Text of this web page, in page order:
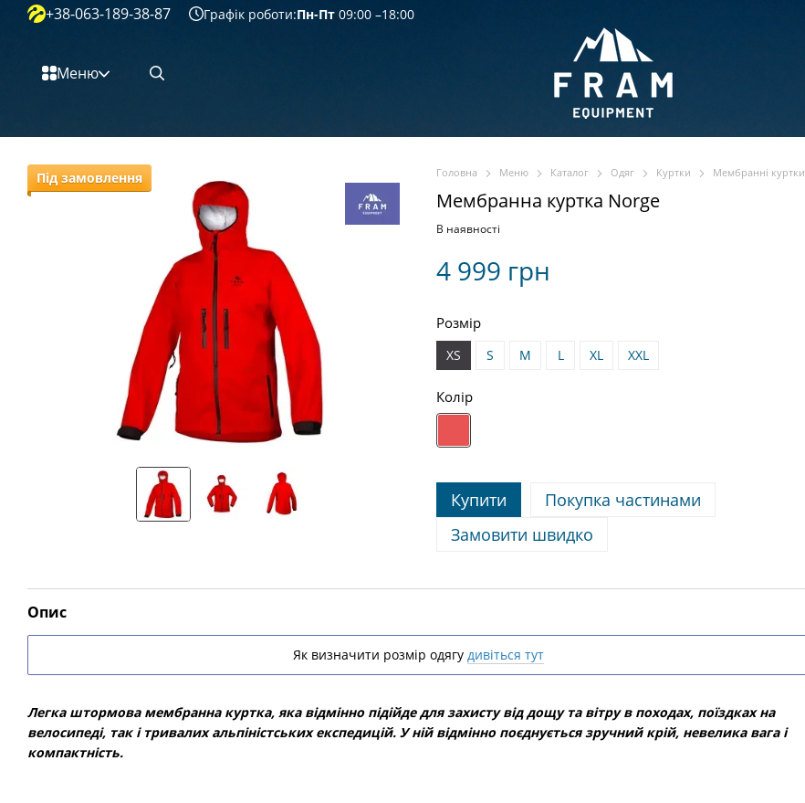
Перейти к основному контенту
+38-063-189-38-87 Графік роботи:Пн-Пт 09:00 –18:00
Меню
Під замовлення Головна Меню Каталог Одяг Куртки Мембранні куртки
Мембранна куртка Norge
В наявності
4 999 грн
Розмір
XS S M L XL XXL
Колір
Купити
Покупка частинами
Замовити швидко
Опис
Як визначити розмір одягу дивіться тут
Легка штормова мембранна куртка, яка відмінно підійде для захисту від дощу та вітру в походах, поїздках на
велосипеді, так і тривалих альпіністських експедицій. У ній відмінно поєднується зручний крій, невелика вага і
компактність.